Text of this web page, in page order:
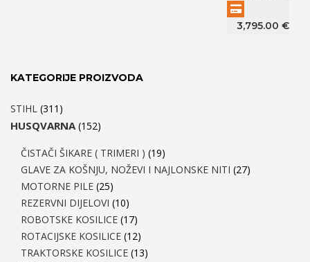
3,795.00 €
KATEGORIJE PROIZVODA
STIHL (311)
HUSQVARNA (152)
ČISTAČI ŠIKARE ( TRIMERI ) (19)
GLAVE ZA KOŠNJU, NOŽEVI I NAJLONSKE NITI (27)
MOTORNE PILE (25)
REZERVNI DIJELOVI (10)
ROBOTSKE KOSILICE (17)
ROTACIJSKE KOSILICE (12)
TRAKTORSKE KOSILICE (13)